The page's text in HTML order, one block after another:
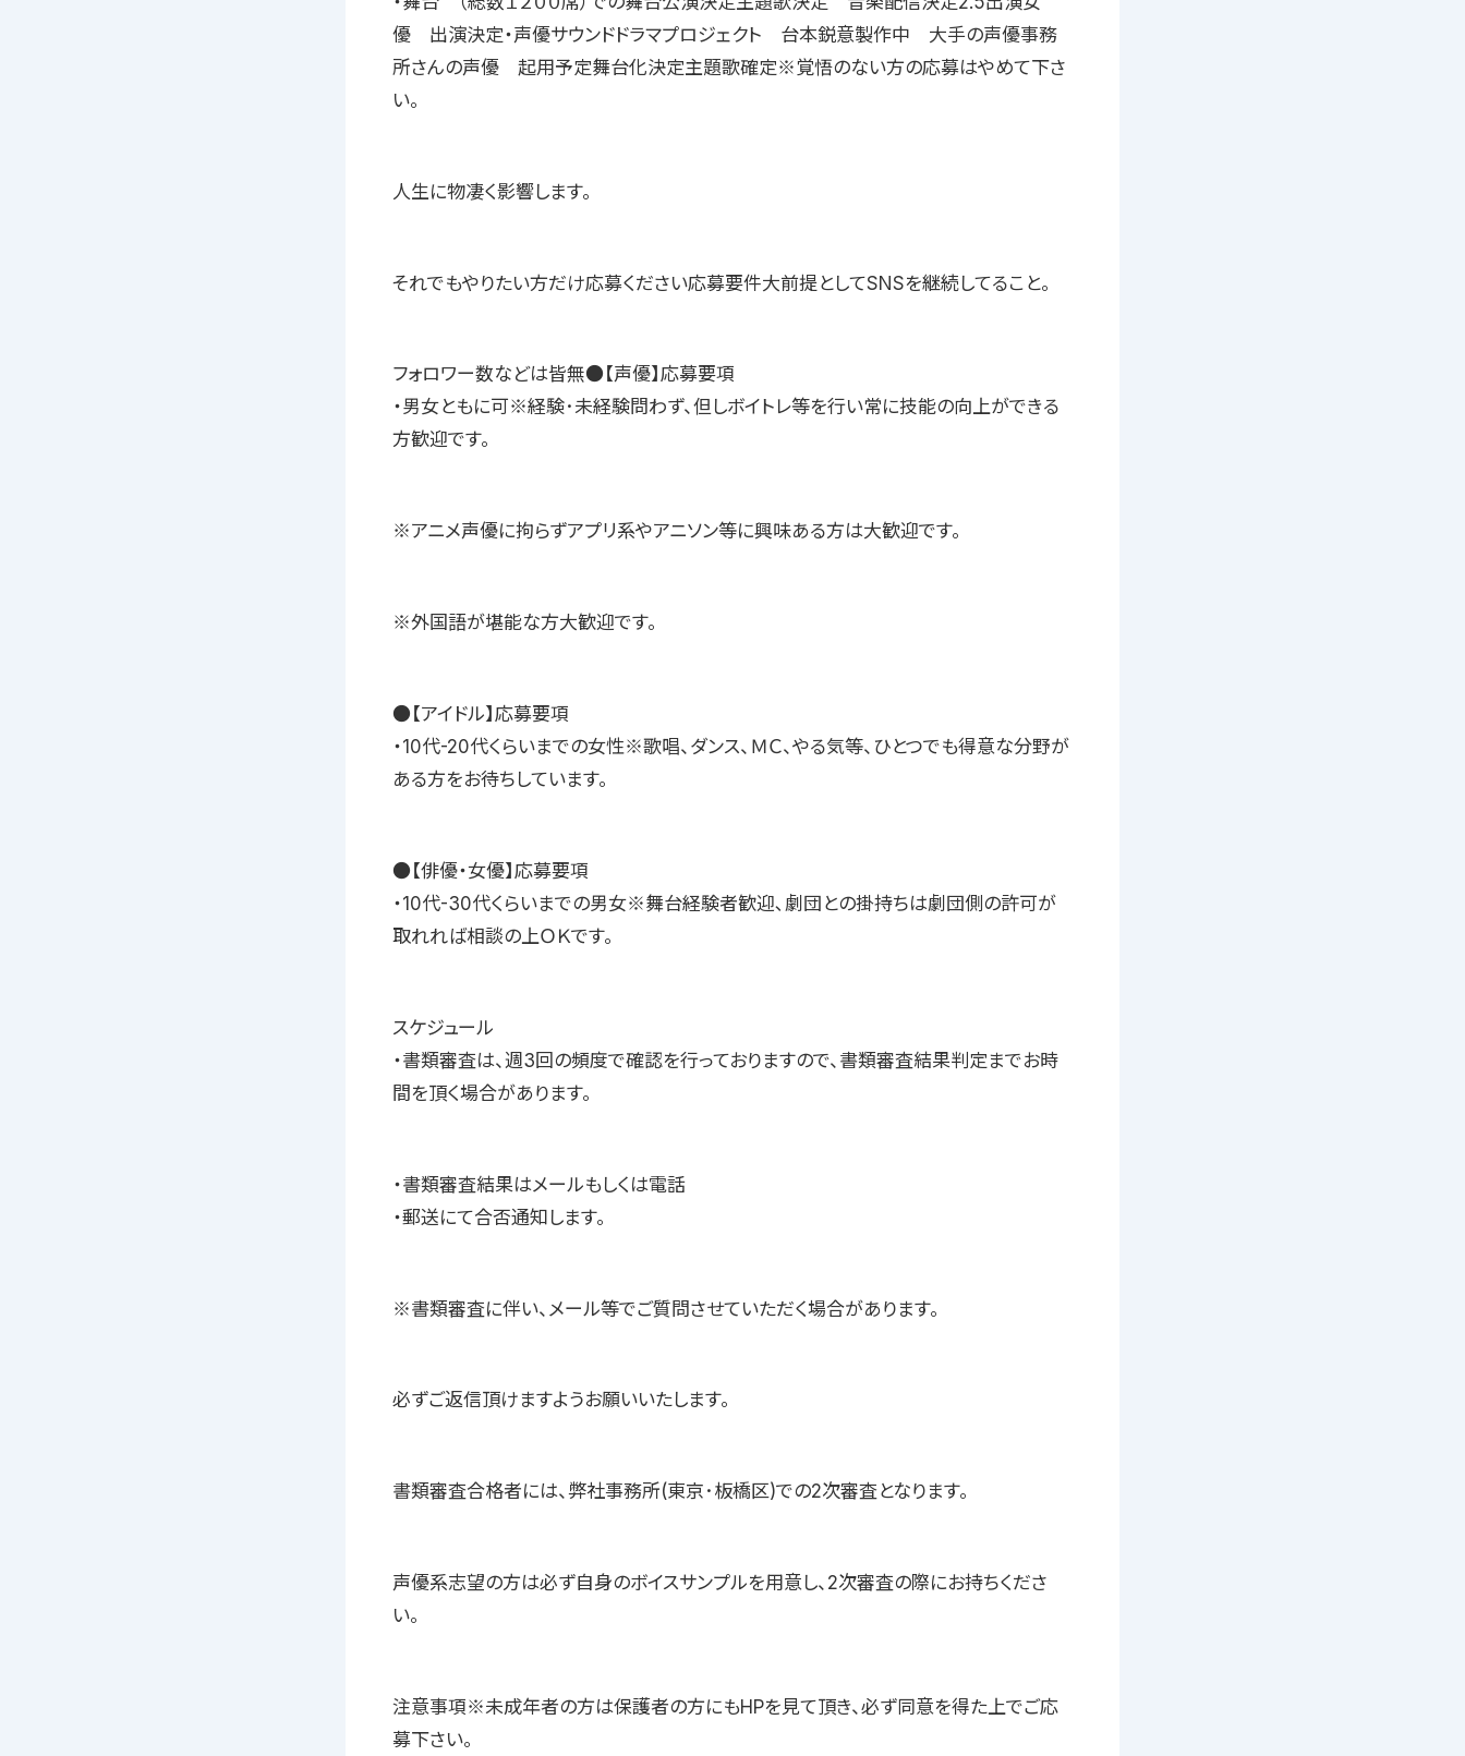
優 出演決定・声優サウンドドラマプロジェクト 台本鋭意製作中 大手の声優事務
所さんの声優 起用予定舞台化決定主題歌確定※覚悟のない方の応募はやめて下さ
い。
人生に物凄く影響します。
それでもやりたい方だけ応募ください応募要件大前提としてSNSを継続してること。
フォロワー数などは皆無●【声優】応募要項
・男女ともに可※経験･未経験問わず、但しボイトレ等を行い常に技能の向上ができる
方歓迎です。
※アニメ声優に拘らずアプリ系やアニソン等に興味ある方は大歓迎です。
※外国語が堪能な方大歓迎です。
●【アイドル】応募要項
・10代-20代くらいまでの女性※歌唱、ダンス、ＭＣ、やる気等、ひとつでも得意な分野が
ある方をお待ちしています。
●【俳優・女優】応募要項
・10代-30代くらいまでの男女※舞台経験者歓迎､劇団との掛持ちは劇団側の許可が
取れれば相談の上ＯＫです。
スケジュール
・書類審査は、週3回の頻度で確認を行っておりますので、書類審査結果判定までお時
間を頂く場合があります。
・書類審査結果はメールもしくは電話
・郵送にて合否通知します。
※書類審査に伴い、メール等でご質問させていただく場合があります。
必ずご返信頂けますようお願いいたします。
書類審査合格者には、弊社事務所(東京･板橋区)での2次審査となります。
声優系志望の方は必ず自身のボイスサンプルを用意し、2次審査の際にお持ちくださ
い。
注意事項※未成年者の方は保護者の方にもHPを見て頂き、必ず同意を得た上でご応
募下さい。